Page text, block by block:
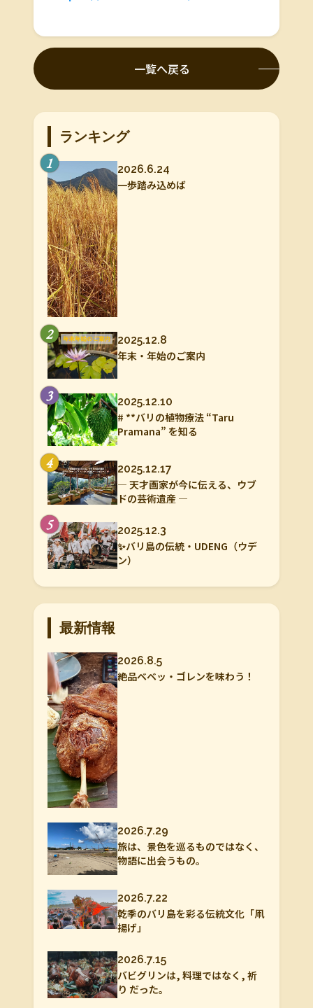
一覧へ戻る
ランキング
1
2026.6.24
一歩踏み込めば
2 2025.12.8
年末・年始のご案内
3 2025.12.10
# **バリの植物療法 “Taru
Pramana” を知る
4 2025.12.17
― 天才画家が今に伝える、ウブ
ドの芸術遺産 ―
5 2025.12.3
✨バリ島の伝統・UDENG（ウデ
ン）
最新情報
2026.8.5
絶品ベベッ・ゴレンを味わう！
2026.7.29
旅は、景色を巡るものではなく、
物語に出会うもの。
2026.7.22
乾季のバリ島を彩る伝統文化「凧
揚げ」
2026.7.15
バビグリンは, 料理ではなく, 祈
り だった。